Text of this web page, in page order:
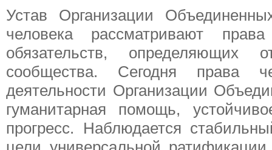
Устав Организации
человека рассматривают
обязательств, определяющих
сообщества. Сегодня права
деятельности Организации
гуманитарная помощь,
прогресс. Наблюдается